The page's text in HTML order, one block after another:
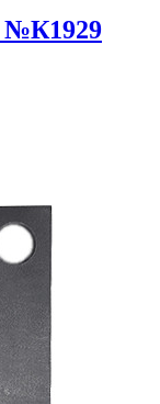
№К1929